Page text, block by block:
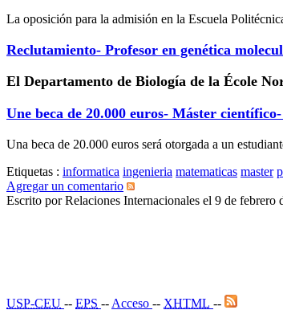
La oposición para la admisión en la Escuela
Reclutamiento- Profesor en genética
El Departamento de Biología de la École
Une beca de 20.000 euros- Máster
Una beca de 20.000 euros será otorgada a un
Etiquetas : informatica ingenieria matematicas master
Agregar un comentario
Escrito por Relaciones Internacionales el 9 de febrero
USP-CEU -- EPS -- Acceso -- XHTML --